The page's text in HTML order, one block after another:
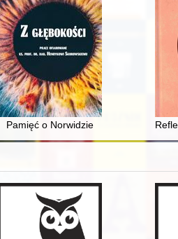
XX w. : kolekcja Muzeum Ziemi
Pamięć o Norwidzie